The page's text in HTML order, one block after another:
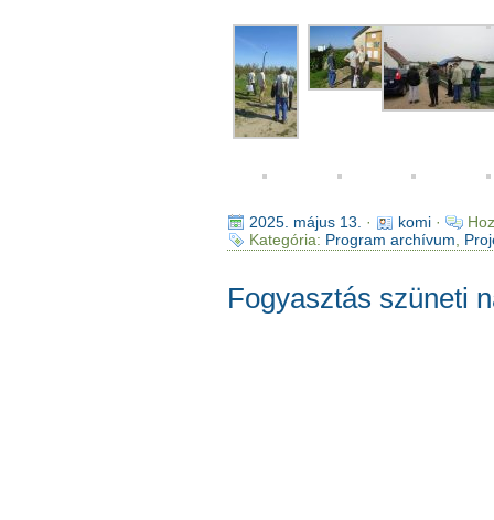
2025. május 13. · komi·
Kategória: Program archívum
Fogyasztás szüneti